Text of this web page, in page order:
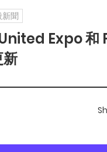
聞
Expo 和
新